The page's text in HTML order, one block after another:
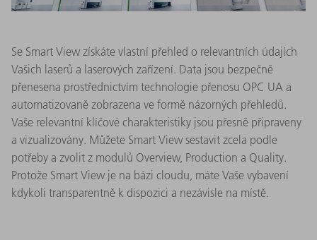
Se Smart View získáte vlastní přehled o relevantních údajích
Vašich laserů a laserových zařízení. Data jsou bezpečně
přenesena prostřednictvím technologie přenosu OPC UA a
automatizovaně zobrazena ve formě názorných přehledů.
Vaše relevantní klíčové charakteristiky jsou přesně připraveny
a vizualizovány. Můžete Smart View sestavit zcela podle
potřeby a zvolit z modulů Overview, Production a Quality.
Protože Smart View je na bázi cloudu, máte Vaše vybavení
kdykoli transparentně k dispozici a nezávisle na místě.